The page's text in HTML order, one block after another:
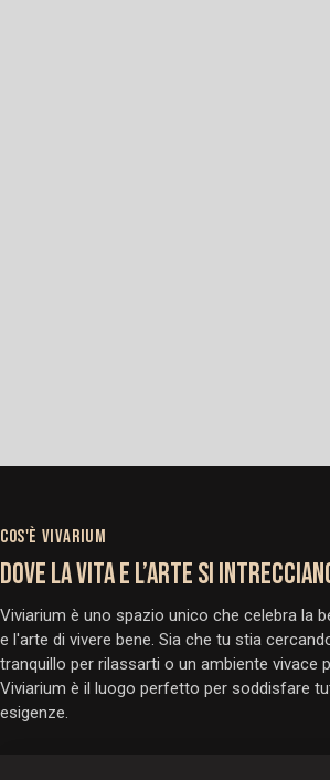
COS'È VIVARIUM
DOVE LA VITA E L’ARTE SI
Viviarium è uno spazio unico che celebra la
e l'arte di vivere bene. Sia che tu stia
tranquillo per rilassarti o un ambiente vivace
Viviarium è il luogo perfetto per soddisfare
esigenze.